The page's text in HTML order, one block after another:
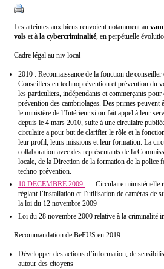
Les atteintes aux biens renvoient notamment au
vols et à la cybercriminalité, en perpétuelle
Cadre légal au niv local
2010 : Reconnaissance de la fonction de
Conseillers en technoprévention et prévention du
les particuliers, indépendants et commerçants
prévention des cambriolages. Des primes peuvent
le ministère de l’Intérieur si on fait appel à leur
depuis le 4 mars 2010, suite à une circulaire
circulaire a pour but de clarifier le rôle et la
leur profil, leurs missions et leur formation. La
collaboration avec des représentants de la
locale, de la Direction de la formation de la police
techno-prévention.
10 DECEMBRE 2009. — Circulaire ministérielle
réglant l’installation et l’utilisation de caméras de
la loi du 12 novembre 2009
Loi du 28 novembre 2000 relative à la criminalité
Recommandation de BeFUS en 2019 :
Développer des actions d’information, de
autour des citoyens